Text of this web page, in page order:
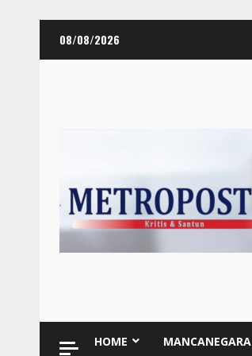
08/08/2026
HOME MANCANEGARA